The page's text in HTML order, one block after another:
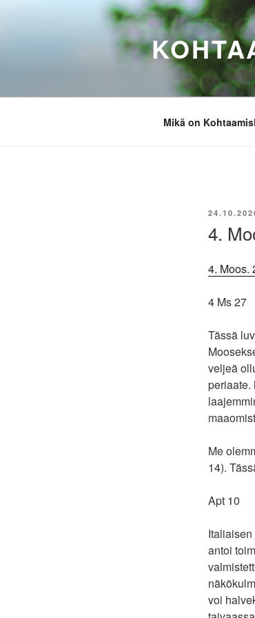
Mikä on
4.
4. Moos.
4 Ms 27
Tässä
veljeä
periaate.
Me
14).
Apt 10
antoi
voi